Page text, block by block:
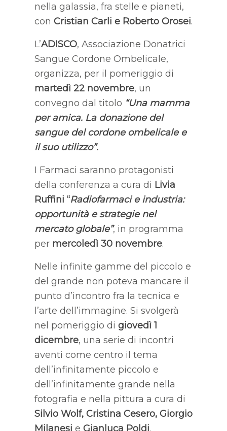
nella galassia, fra stelle e pianeti,
con Cristian Carli e Roberto Orosei.
L’ADISCO, Associazione Donatrici
Sangue Cordone Ombelicale,
organizza, per il pomeriggio di
martedì 22 novembre, un
convegno dal titolo “Una mamma
per amica. La donazione del
sangue del cordone ombelicale e
il suo utilizzo”.
I Farmaci saranno protagonisti
della conferenza a cura di Livia
Ruffini “Radiofarmaci e industria:
opportunità e strategie nel
mercato globale”, in programma
per mercoledì 30 novembre.
Nelle infinite gamme del piccolo e
del grande non poteva mancare il
punto d’incontro fra la tecnica e
l’arte dell’immagine. Si svolgerà
nel pomeriggio di giovedì 1
dicembre, una serie di incontri
aventi come centro il tema
dell’infinitamente piccolo e
dell’infinitamente grande nella
fotografia e nella pittura a cura di
Silvio Wolf, Cristina Cesero, Giorgio
Milanesi e Gianluca Poldi.